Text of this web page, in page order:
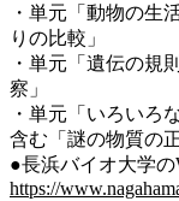
・単元「動物の生
りの比較」
・単元「遺伝の規
察」
・単元「いろいろ
含む「謎の物質の
●長浜バイオ大学の
https://